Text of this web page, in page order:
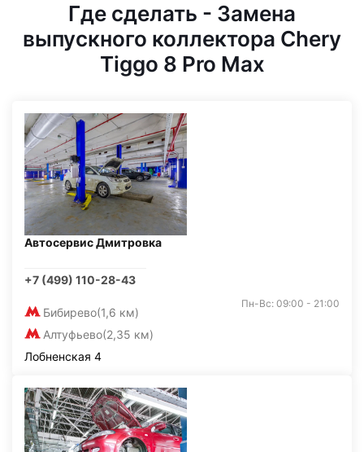
Где сделать - Замена
выпускного коллектора Chery
Tiggo 8 Pro Max
Автосервис Дмитровка
+7 (499) 110-28-43
Бибирево(1,6 км)
Алтуфьево(2,35 км)
Пн-Вс: 09:00 - 21:00
Лобненская 4